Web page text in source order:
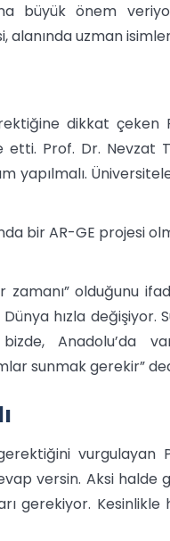
büyük önem
alanında uzman
dikkat çeken
Prof. Dr. Nevzat
yapılmalı.
bir AR-GE projesi
zamanı” olduğunu
hızla
Anadolu’da
sunmak gerekir”
vurgulayan
versin. Aksi
gerekiyor. Kesinlikle